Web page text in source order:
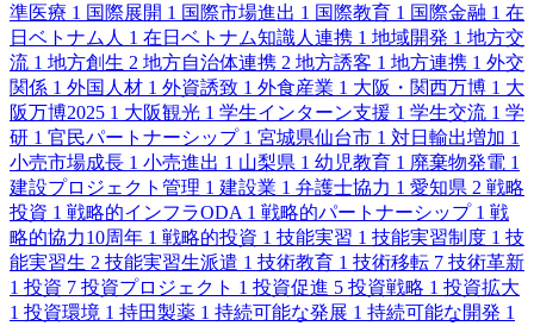
準医療 1 国際展開 1 国際市場進出 1 国際教育 1 国際金融 1 在
日ベトナム人 1 在日ベトナム知識人連携 1 地域開発 1 地方交
流 1 地方創生 2 地方自治体連携 2 地方誘客 1 地方連携 1 外交
関係 1 外国人材 1 外資誘致 1 外食産業 1 大阪・関西万博 1 大
阪万博2025 1 大阪観光 1 学生インターン支援 1 学生交流 1 学
研 1 官民パートナーシップ 1 宮城県仙台市 1 対日輸出増加 1
小売市場成長 1 小売進出 1 山梨県 1 幼児教育 1 廃棄物発電 1
建設プロジェクト管理 1 建設業 1 弁護士協力 1 愛知県 2 戦略
投資 1 戦略的インフラODA 1 戦略的パートナーシップ 1 戦
略的協力10周年 1 戦略的投資 1 技能実習 1 技能実習制度 1 技
能実習生 2 技能実習生派遣 1 技術教育 1 技術移転 7 技術革新
1 投資 7 投資プロジェクト 1 投資促進 5 投資戦略 1 投資拡大
1 投資環境 1 持田製薬 1 持続可能な発展 1 持続可能な開発 1